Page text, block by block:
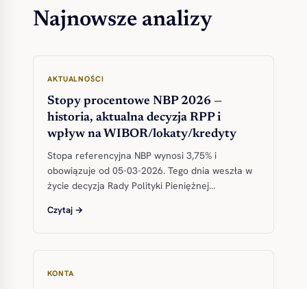
Najnowsze analizy
AKTUALNOŚCI
Stopy procentowe NBP 2026 —
historia, aktualna decyzja RPP i
wpływ na WIBOR/lokaty/kredyty
Stopa referencyjna NBP wynosi 3,75% i
obowiązuje od 05-03-2026. Tego dnia weszła w
życie decyzja Rady Polityki Pieniężnej…
Czytaj →
KONTA